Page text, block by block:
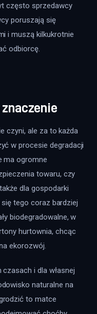
często sprzedawcy
poruszają się
i muszą kilkukrotnie
odbiorcę.
czyni, ale za to każda
w procesie degradacji
ma ogromne
towaru, czy
dla gospodarki
tego coraz bardziej
biodegradowalne, w
hurtownia, chcąc
ekorozwój.
i dla własnej
naturalne na
to matce